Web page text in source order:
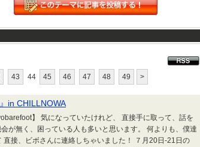
43 44 45 46 47 48 49 >
in CHILLNOWA
】 気になっていたけれど、 直接手に取って、話を
が無く、困っている人も多いと思います。 何よりも、僕達
接、ビボさんに連絡しちゃいました！ ７月20日-21日の